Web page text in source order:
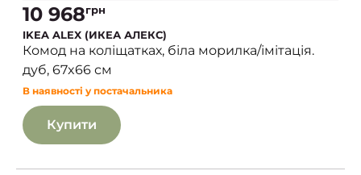
10 968грн
IKEA ALEX (ИКЕА АЛЕКС)
Комод на коліщатках, біла морилка/імітація.
дуб, 67x66 см
В наявності у постачальника
Купити